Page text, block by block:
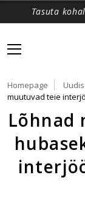
Tasuta
Homepage
muutuvad teie
Lõhnad